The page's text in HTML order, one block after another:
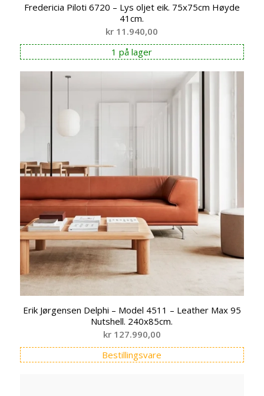
Fredericia Piloti 6720 – Lys oljet eik. 75x75cm Høyde
41cm.
kr 11.940,00
1 på lager
Erik Jørgensen Delphi – Model 4511 – Leather Max 95
Nutshell. 240x85cm.
kr127.990,00
Bestillingsvare